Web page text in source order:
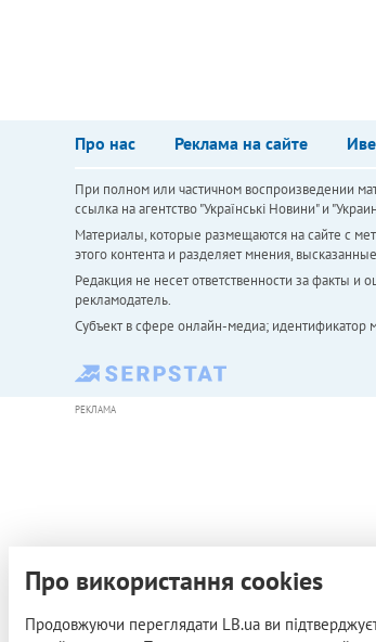
Про нас Реклама на сайте
При полном или частичном воспроизведении
ссылка на агентство "Українськi Новини" и
Материалы, которые размещаются на сайте с
этого контента и разделяет мнения,
Редакция не несет ответственности за факты
рекламодатель.
Субъект в сфере онлайн-медиа; идентификатор
РЕКЛАМА
Про використання cookies
Продовжуючи переглядати LB.ua ви